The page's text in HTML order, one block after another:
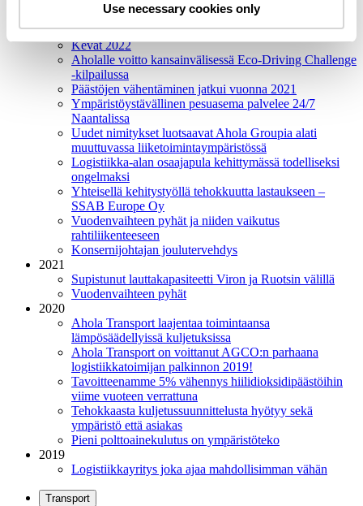
Use necessary cookies only
EU:n tieliikenteen liikkuvuuspaketin täytäntöönpano
tuo mukanaan muutoksia toimialalle
Kevät 2022
Aholalle voitto kansainvälisessä Eco-Driving Challenge
-kilpailussa
Päästöjen vähentäminen jatkui vuonna 2021
Ympäristöystävällinen pesuasema palvelee 24/7
Naantalissa
Uudet nimitykset luotsaavat Ahola Groupia alati
muuttuvassa liiketoimintaympäristössä
Logistiikka-alan osaajapula kehittymässä todelliseksi
ongelmaksi
Yhteisellä kehitystyöllä tehokkuutta lastaukseen –
SSAB Europe Oy
Vuodenvaihteen pyhät ja niiden vaikutus
rahtiliikenteeseen
Konsernijohtajan joulutervehdys
2021
Supistunut lauttakapasiteetti Viron ja Ruotsin välillä
Vuodenvaihteen pyhät
2020
Ahola Transport laajentaa toimintaansa
lämpösäädellyissä kuljetuksissa
Ahola Transport on voittanut AGCO:n parhaana
logistiikkatoimijan palkinnon 2019!
Tavoitteenamme 5% vähennys hiilidioksidipäästöihin
viime vuoteen verrattuna
Tehokkaasta kuljetussuunnittelusta hyötyy sekä
ympäristö että asiakas
Pieni polttoainekulutus on ympäristöteko
2019
Logistiikkayritys joka ajaa mahdollisimman vähän
Transport